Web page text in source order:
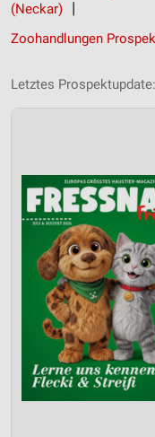
(Neckar)
Zoohandlungen
Letztes